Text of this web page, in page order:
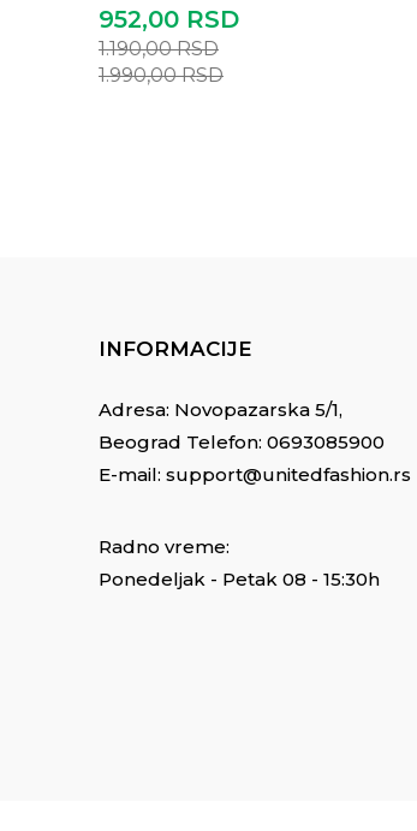
952,00 RSD
1.190,00RSD
1.990,00RSD
INFORMACIJE
Adresa: Novopazarska 5/1,
Beograd Telefon: 0693085900
E-mail: support@unitedfashion.rs
Radno vreme:
Ponedeljak - Petak 08 - 15:30h